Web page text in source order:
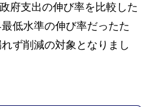
府支出の伸び率を比較した
低水準の伸び率だったた
ず削減の対象となりまし